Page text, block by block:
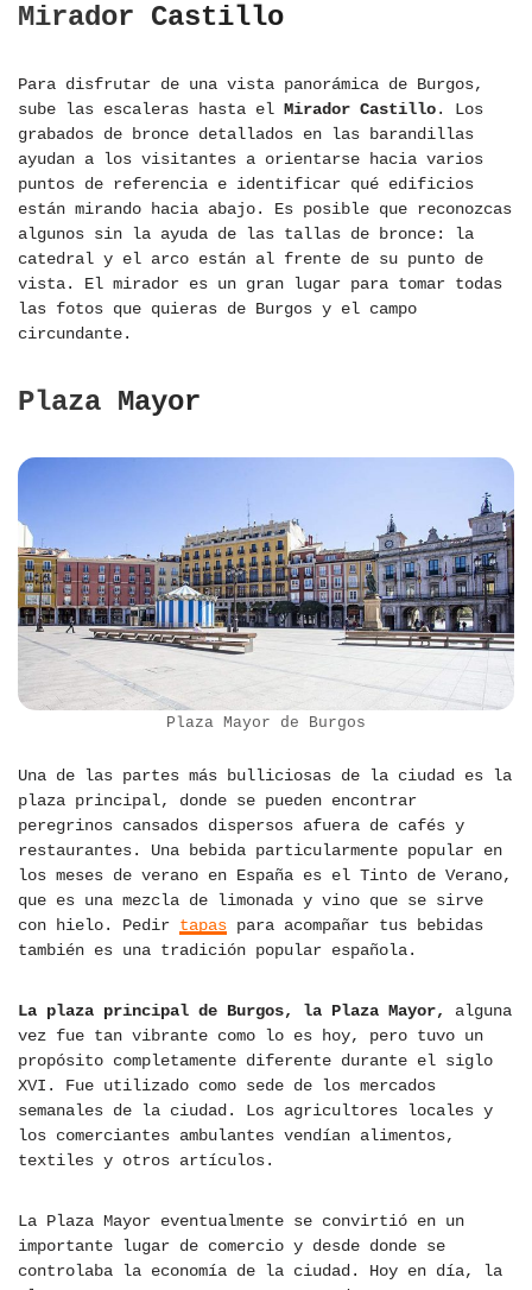
Mirador Castillo
Para disfrutar de una vista panorámica de Burgos,
sube las escaleras hasta el Mirador Castillo. Los
grabados de bronce detallados en las barandillas
ayudan a los visitantes a orientarse hacia varios
puntos de referencia e identificar qué edificios
están mirando hacia abajo. Es posible que reconozcas
algunos sin la ayuda de las tallas de bronce: la
catedral y el arco están al frente de su punto de
vista. El mirador es un gran lugar para tomar todas
las fotos que quieras de Burgos y el campo
circundante.
Plaza Mayor
Plaza Mayor de Burgos
Una de las partes más bulliciosas de la ciudad es la
plaza principal, donde se pueden encontrar
peregrinos cansados ​​dispersos afuera de cafés y
restaurantes. Una bebida particularmente popular en
los meses de verano en España es el Tinto de Verano,
que es una mezcla de limonada y vino que se sirve
con hielo. Pedir tapas para acompañar tus bebidas
también es una tradición popular española.
La plaza principal de Burgos, la Plaza Mayor,
alguna
vez fue tan vibrante como lo es hoy, pero tuvo un
propósito completamente diferente durante el siglo
XVI. Fue utilizado como sede de los mercados
semanales de la ciudad. Los agricultores locales y
los comerciantes ambulantes vendían alimentos,
textiles y otros artículos.
La Plaza Mayor eventualmente se convirtió en un
importante lugar de comercio y desde donde se
controlaba la economía de la ciudad. Hoy en día, la